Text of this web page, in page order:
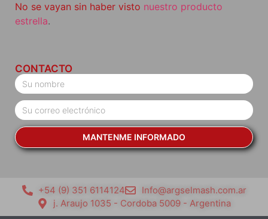
No se vayan sin haber visto nuestro producto
estrella.
CONTACTO
MANTENME INFORMADO
+54 (9) 351 6114124
Info@argselmash.com.ar
j. Araujo 1035 - Cordoba 5009 - Argentina